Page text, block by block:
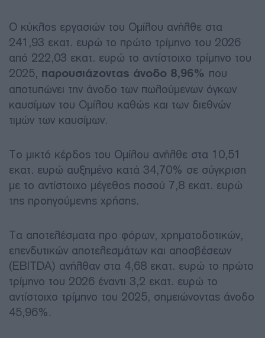
Ο κύκλος εργασιών του Ομίλου ανήλθε στα
241,93 εκατ. ευρώ το πρώτο τρίμηνο του 2026
από 222,03 εκατ. ευρώ το αντίστοιχο τρίμηνο του
2025, παρουσιάζοντας άνοδο 8,96% που
αποτυπώνει την άνοδο των πωλούμενων όγκων
καυσίμων του Ομίλου καθώς και των διεθνών
τιμών των καυσίμων.
Το μικτό κέρδος του Ομίλου ανήλθε στα 10,51
εκατ. ευρώ αυξημένο κατά 34,70% σε σύγκριση
με το αντίστοιχο μέγεθος ποσού 7,8 εκατ. ευρώ
της προηγούμενης χρήσης.
Tα αποτελέσματα προ φόρων, χρηματοδοτικών,
επενδυτικών αποτελεσμάτων και αποσβέσεων
(EBITDA) ανήλθαν στα 4,68 εκατ. ευρώ το πρώτο
τρίμηνο του 2026 έναντι 3,2 εκατ. ευρώ το
αντίστοιχο τρίμηνο του 2025, σημειώνοντας άνοδο
45,96%.